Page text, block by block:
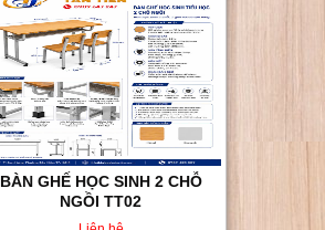
BÀN GHẾ HỌC SINH 2 CHỖ
NGỒI TT02